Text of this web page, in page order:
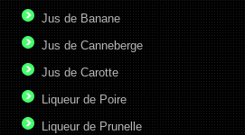
Jus de Banane
Jus de Canneberge
Jus de Carotte
Liqueur de Poire
Liqueur de Prunelle